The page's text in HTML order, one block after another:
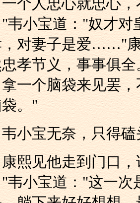
个人忠心就忠心
韦小宝道："奴才对
对妻子是爱……"
孝节义，事事俱
一个脑袋来见罢
。"
宝无奈，只得磕
见他走到门口，
韦小宝道："这一次